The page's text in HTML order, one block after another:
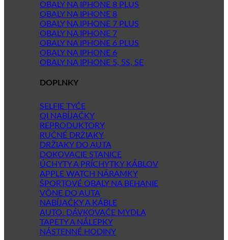
OBALY NA IPHONE 8 PLUS
OBALY NA IPHONE 8
OBALY NA IPHONE 7 PLUS
OBALY NA IPHONE 7
OBALY NA IPHONE 6 PLUS
OBALY NA IPHONE 6
OBALY NA IPHONE 5, 5S, SE
DOPLNKY
SELFIE TYČE
QI NABÍJAČKY
REPRODUKTORY
RUČNÉ DRŽIAKY
DRŽIAKY DO AUTA
DOKOVACIE STANICE
ÚCHYTY A PRÍCHYTKY KÁBLOV
APPLE WATCH NÁRAMKY
ŠPORTOVÉ OBALY NA BEHANIE
VÔNE DO AUTA
NABÍJAČKY A KÁBLE
AUTO. DÁVKOVAČE MYDLA
TAPETY A NÁLEPKY
NÁSTENNÉ HODINY